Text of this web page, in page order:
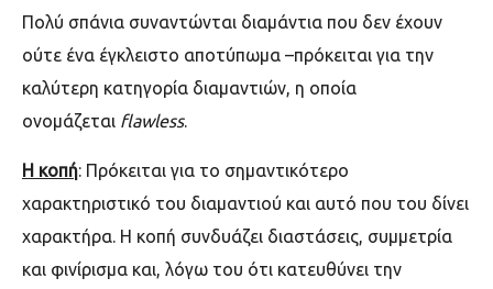
Πολύ σπάνια συναντώνται διαμάντια που δεν έχουν
ούτε ένα έγκλειστο αποτύπωμα –πρόκειται για την
καλύτερη κατηγορία διαμαντιών, η οποία
ονομάζεται flawless.
Η κοπή: Πρόκειται για το σημαντικότερο
χαρακτηριστικό του διαμαντιού και αυτό που του δίνει
χαρακτήρα. Η κοπή συνδυάζει διαστάσεις, συμμετρία
και φινίρισμα και, λόγω του ότι κατευθύνει την